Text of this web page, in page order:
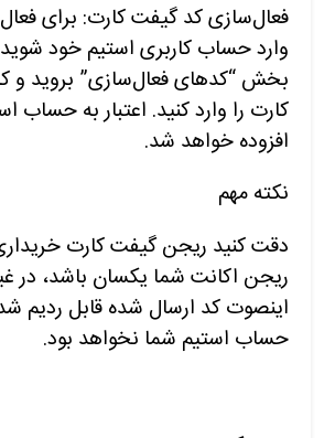
فعال‌سازی کد گیفت کارت: برای
وارد حساب کاربری استیم خود
بخش “کدهای فعال‌سازی” بروید و
کارت را وارد کنید. اعتبار به حساب
افزوده خواهد شد.
نکته مهم
دقت کنید ریجن گیفت کارت
ریجن اکانت شما یکسان باشد، در
اینصوت کد ارسال شده قابل ردیم
حساب استیم شما نخواهد بود.